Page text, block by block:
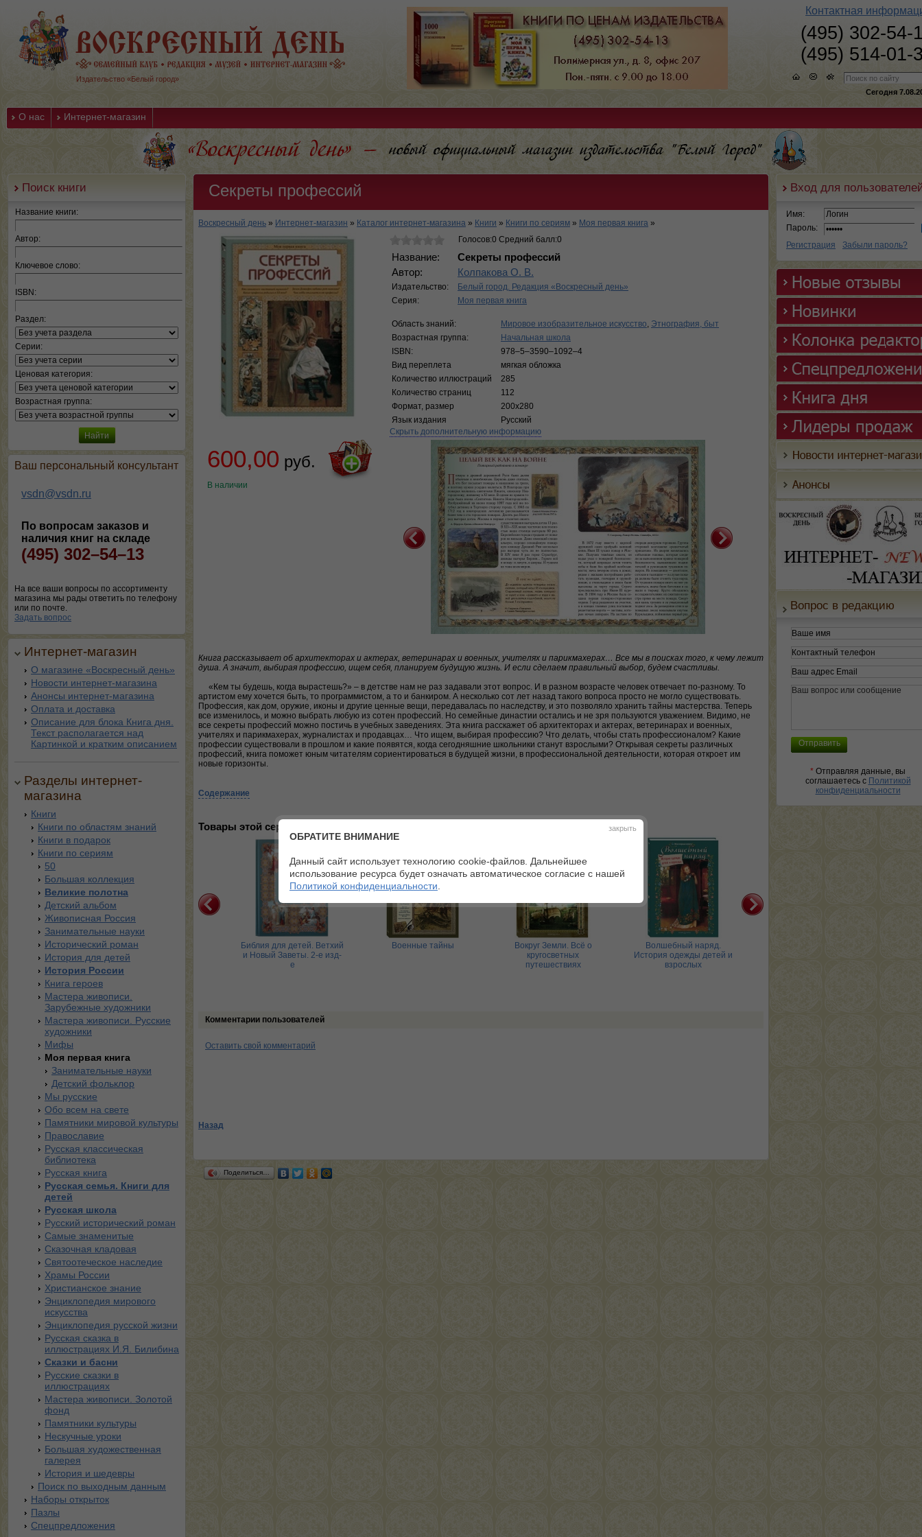
Издательство «Белый город»
Контактная
(495) 302-54-
(495) 514-01-
Сегодня
О нас Интернет-магазин
Поиск книги
Название книги:
Автор:
Ключевое слово:
ISBN:
Раздел:
Серии:
Ценовая категория:
Возрастная группа:
Ваш персональный консультант
vsdn@vsdn.ru
По вопросам заказов и
наличия книг на складе
(495) 302–54–13
На все ваши вопросы по ассортименту
магазина мы рады ответить по телефону
или по почте.
Задать вопрос
Интернет-магазин
О магазине «Воскресный день»
Новости интернет-магазина
Анонсы интернет-магазина
Оплата и доставка
Описание для блока Книга дня.
Текст располагается над
Картинкой и кратким описанием
Разделы интернет-
магазина
Книги
Книги по областям знаний
Книги в подарок
Книги по сериям
50
Большая коллекция
Великие полотна
Детский альбом
Живописная Россия
Занимательные науки
Исторический роман
История для детей
История России
Книга героев
Мастера живописи.
Зарубежные художники
Мастера живописи. Русские
художники
Мифы
Моя первая книга
Занимательные науки
Детский фольклор
Мы русские
Обо всем на свете
Памятники мировой культуры
Православие
Русская классическая
библиотека
Русская книга
Русская семья. Книги для
детей
Русская школа
Русский исторический роман
Самые знаменитые
Сказочная кладовая
Святоотеческое наследие
Храмы России
Христианское знание
Энциклопедия мирового
искусства
Энциклопедия русской жизни
Русская сказка в
иллюстрациях И.Я. Билибина
Сказки и басни
Русские сказки в
иллюстрациях
Мастера живописи. Золотой
фонд
Памятники культуры
Нескучные уроки
Большая художественная
галерея
История и шедевры
Поиск по выходным данным
Наборы открыток
Пазлы
Спецпредложения
Секреты профессий
Воскресный день » Интернет-магазин » Каталог интернет-магазина » Книги » Книги по сериям » Моя первая книга »
600,00 руб.
В наличии
Голосов:0 Средний балл:0
Название:
Секреты профессий
Автор:
Колпакова О. В.
Издательство:
Белый город. Редакция «Воскресный день»
Серия:
Моя первая книга
Область знаний: Мировое изобразительное искусство, Этнография, быт
Возрастная группа:
Начальная школа
ISBN:
978–5–3590–1092–4
Вид переплета
мягкая обложка
Количество иллюстраций
285
Количество страниц
112
Формат, размер
200х280
Язык издания
Русский
Скрыть дополнительную информацию
Книга рассказывает об архитекторах и актерах, ветеринарах и военных, учителях и парикмахерах… Все мы в поисках того, к чему лежит
душа. А значит, выбирая профессию, ищем себя, планируем будущую жизнь. И если сделаем правильный выбор, будем счастливы.
«Кем ты будешь, когда вырастешь?» – в детстве нам не раз задавали этот вопрос. И в разном возрасте человек отвечает по-разному. То
артистом ему хочется быть, то программистом, а то и банкиром. А несколько сот лет назад такого вопроса просто не могло существовать.
Профессия, как дом, оружие, иконы и другие ценные вещи, передавалась по наследству, и это позволяло хранить тайны мастерства. Теперь
все изменилось, и можно выбрать любую из сотен профессий. Но семейные династии остались и не зря пользуются уважением. Видимо, не
все секреты профессий можно постичь в учебных заведениях. Эта книга расскажет об архитекторах и актерах, ветеринарах и военных,
учителях и парикмахерах, журналистах и продавцах… Что ищем, выбирая профессию? Что делать, чтобы стать профессионалом? Какие
профессии существовали в прошлом и какие появятся, когда сегодняшние школьники станут взрослыми? Открывая секреты различных
профессий, книга поможет юным читателям сориентироваться в будущей жизни, в профессиональной деятельности, которая откроет им
новые горизонты.
Содержание
Товары этой серии:
Кошки и собаки
Ладушки. Энциклопедия
детского фольклора
Библия для детей. Ветхий
и Новый Заветы. 2-е изд-
е
Военные тайны
Вокруг Земли. Всё о
кругосветных
путешествиях
Волшебный наряд.
История одежды детей и
взрослых
Комментарии пользователей
Оставить свой комментарий
Назад
Поделиться…
Вход для
Имя:
Пароль:
Регистрация
Забыли пароль?
Вопрос в редакцию
* Отправляя данные, вы
соглашаетесь с Политикой
конфиденциальности
закрыть
ОБРАТИТЕ ВНИМАНИЕ
Данный сайт использует технологию cookie-файлов. Дальнейшее
использование ресурса будет означать автоматическое согласие с нашей
Политикой конфиденциальности